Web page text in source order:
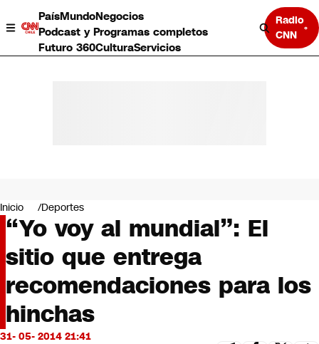
PaísMundoNegocios
Podcast y Programas completos
Futuro 360CulturaServicios
Radio
CNN
Negocios
Deportes
Programas completos
Cultura
Servicios
Bits
CNN tiempo
Futuro 360
Inicio Deportes
“Yo voy al mundial”: El
sitio que entrega
recomendaciones para los
hinchas
31- 05- 2014 21:41